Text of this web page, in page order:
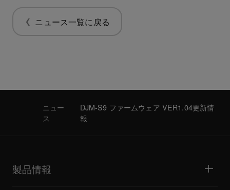
ニュース一覧に戻る
ニュー
ス
DJM-S9 ファームウェア VER1.04更新情
報
製品情報